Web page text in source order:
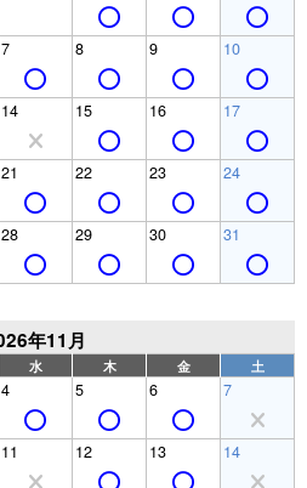
7 8 9 10
14 15 16 17
21 22 23 24
28 29 30 31
年11月
水 木 金 土
4 5 6 7
11 12 13 14